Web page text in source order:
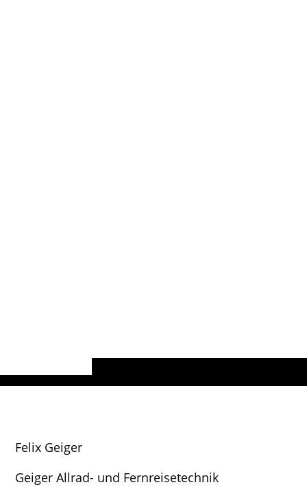
Felix Geiger
Geiger Allrad- und Fernreisetechnik